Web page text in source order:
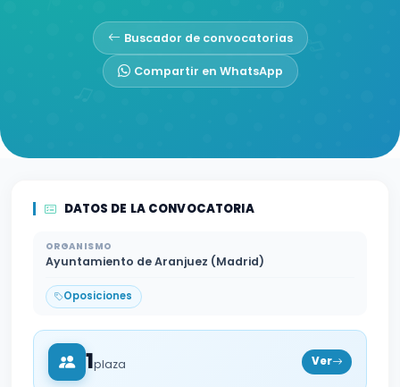
Buscador de convocatorias
Compartir en WhatsApp
DATOS DE LA CONVOCATORIA
ORGANISMO
Ayuntamiento de Aranjuez (Madrid)
Oposiciones
1plaza Ver